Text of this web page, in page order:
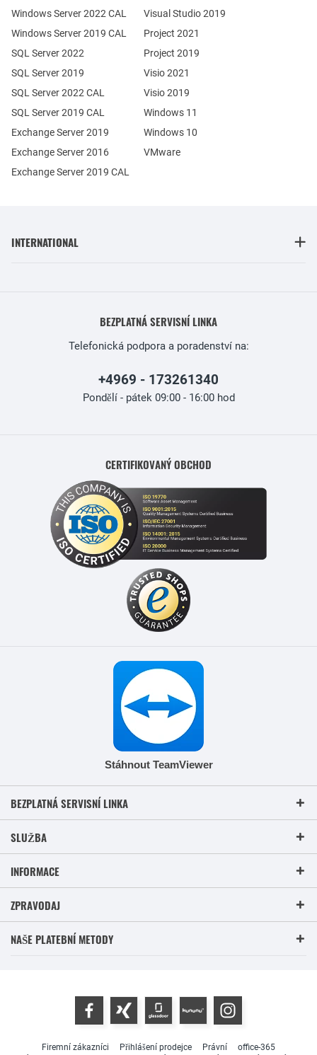
Exchange Server 2019
Exchange Server 2016
SQL Server 2022
SQL Server 2019
Windows Server 2022 CAL
Windows Server 2019 CAL
SQL Server 2022 CAL
SQL Server 2019 CAL
Exchange Server 2019 CAL
Visual Studio 2019
Project 2021
Project 2019
Visio 2021
Visio 2019
Windows 11
Windows 10
VMware
INTERNATIONAL
BEZPLATNÁ SERVISNÍ LINKA
Telefonická podpora a poradenství na:
+4969 - 173261340
Pondělí - pátek 09:00 - 16:00 hod
CERTIFIKOVANÝ OBCHOD
Stáhnout TeamViewer
BEZPLATNÁ SERVISNÍ LINKA
SLUŽBA
INFORMACE
ZPRAVODAJ
NAŠE PLATEBNÍ METODY
Firemní zákazníci Přihlášení prodejce Právní
office-365